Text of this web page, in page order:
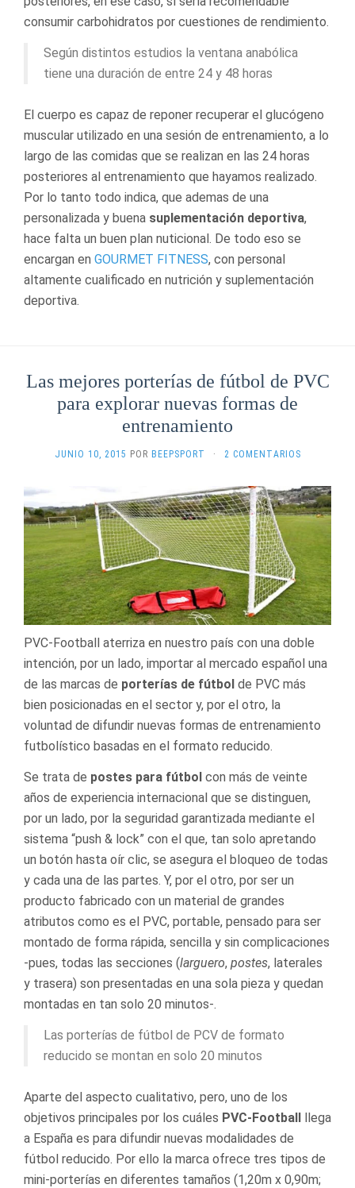
consumir carbohidratos por cuestiones de rendimiento.
Según distintos estudios la ventana anabólica
tiene una duración de entre 24 y 48 horas
El cuerpo es capaz de reponer recuperar el glucógeno
muscular utilizado en una sesión de entrenamiento, a lo
largo de las comidas que se realizan en las 24 horas
posteriores al entrenamiento que hayamos realizado.
Por lo tanto todo indica, que ademas de una
personalizada y buena suplementación deportiva,
hace falta un buen plan nuticional. De todo eso se
encargan en GOURMET FITNESS, con personal
altamente cualificado en nutrición y suplementación
deportiva.
Las mejores porterías de fútbol de PVC
para explorar nuevas formas de
entrenamiento
JUNIO 10, 2015 POR BEEPSPORT · 2 COMENTARIOS
PVC-Football aterriza en nuestro país con una doble
intención, por un lado, importar al mercado español una
de las marcas de porterías de fútbol de PVC más
bien posicionadas en el sector y, por el otro, la
voluntad de difundir nuevas formas de entrenamiento
futbolístico basadas en el formato reducido.
Se trata de postes para fútbol con más de veinte
años de experiencia internacional que se distinguen,
por un lado, por la seguridad garantizada mediante el
sistema “push & lock” con el que, tan solo apretando
un botón hasta oír clic, se asegura el bloqueo de todas
y cada una de las partes. Y, por el otro, por ser un
producto fabricado con un material de grandes
atributos como es el PVC, portable, pensado para ser
montado de forma rápida, sencilla y sin complicaciones
-pues, todas las secciones (larguero, postes, laterales
y trasera) son presentadas en una sola pieza y quedan
montadas en tan solo 20 minutos-.
Las porterías de fútbol de PCV de formato
reducido se montan en solo 20 minutos
Aparte del aspecto cualitativo, pero, uno de los
objetivos principales por los cuáles PVC-Football llega
a España es para difundir nuevas modalidades de
fútbol reducido. Por ello la marca ofrece tres tipos de
mini-porterías en diferentes tamaños (1,20m x 0,90m;